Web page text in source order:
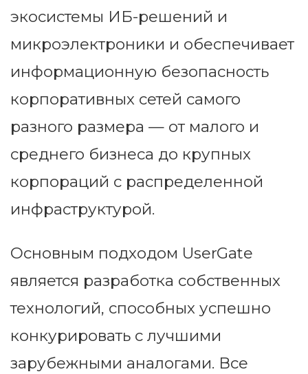
экосистемы ИБ-решений и
микроэлектроники и обеспечивает
информационную безопасность
корпоративных сетей самого
разного размера — от малого и
среднего бизнеса до крупных
корпораций с распределенной
инфраструктурой.
Основным подходом UserGate
является разработка собственных
технологий, способных успешно
конкурировать с лучшими
зарубежными аналогами. Все